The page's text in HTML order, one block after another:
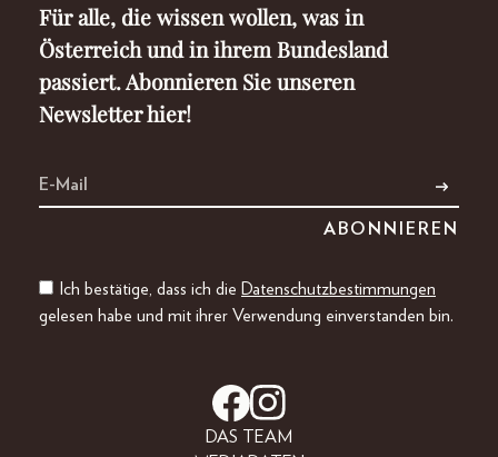
Für alle, die wissen wollen, was in
Österreich und in ihrem Bundesland
passiert. Abonnieren Sie unseren
Newsletter hier!
Ich bestätige, dass ich die Datenschutzbestimmungen
gelesen habe und mit ihrer Verwendung einverstanden bin.
DAS TEAM